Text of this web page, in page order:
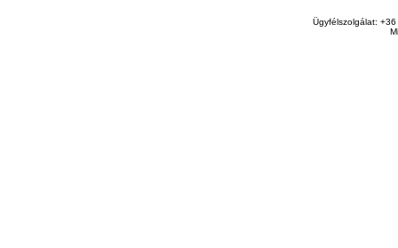
Ügyfélszolgálat: